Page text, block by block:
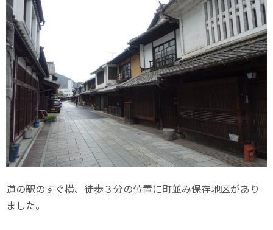
道の駅のすぐ横、徒歩３分の位置に町並み保存地区があり
ました。